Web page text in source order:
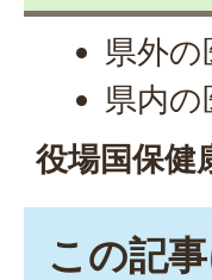
県外
県内
役場国保健
この記